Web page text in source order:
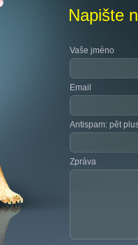
Napište
Vaše jméno
Email
Antispam: pět
Zpráva